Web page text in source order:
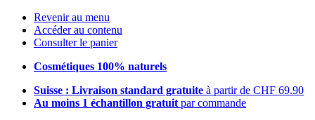
Revenir au menu
Accéder au contenu
Consulter le panier
Cosmétiques 100% naturels
Suisse : Livraison standard gratuite à partir de CHF 69.90
Au moins 1 échantillon gratuit par commande